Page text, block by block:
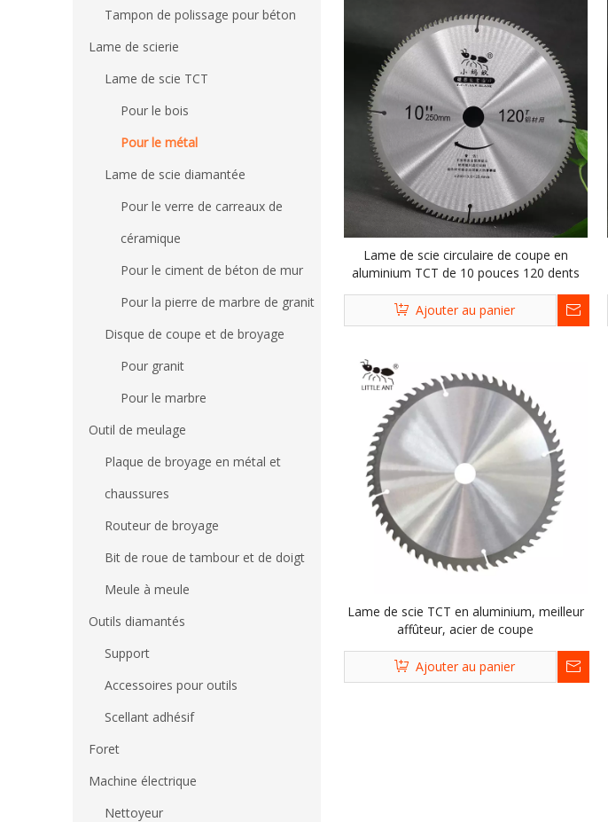
Tampon de polissage pour béton
Lame de scierie
Lame de scie TCT
Pour le bois
Pour le métal
Lame de scie diamantée
Pour le verre de carreaux de
céramique
Pour le ciment de béton de mur
Pour la pierre de marbre de granit
Disque de coupe et de broyage
Pour granit
Pour le marbre
Outil de meulage
Plaque de broyage en métal et
chaussures
Routeur de broyage
Bit de roue de tambour et de doigt
Meule à meule
Outils diamantés
Support
Accessoires pour outils
Scellant adhésif
Foret
Machine électrique
Nettoyeur
Lame de scie circulaire de coupe en
aluminium TCT de 10 pouces 120 dents
Ajouter au panier
Lame de scie TCT en aluminium, meilleur
affûteur, acier de coupe
Ajouter au panier